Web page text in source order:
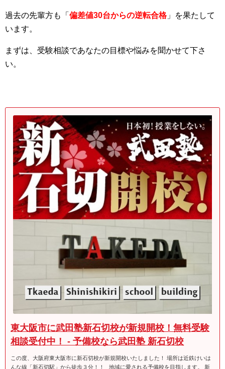
過去の先輩方も「 偏差値30台からの逆転合格」を果たして
います。
まずは、受験相談であなたの目標や悩みを聞かせて下さ
い。
東大阪市に武田塾新石切校が新規開校！無料受験
相談受付中！ - 予備校なら武田塾 新石切校
この度、大阪府東大阪市に新石切校が新規開校いたしました！ 場所は近鉄けいは
んな線「新石切駅」から徒歩３分！！ 地域に愛される予備校を目指します。 新